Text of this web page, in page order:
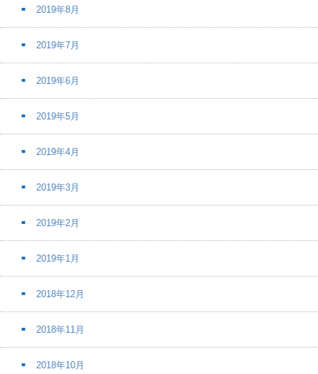
2019年8月
2019年7月
2019年6月
2019年5月
2019年4月
2019年3月
2019年2月
2019年1月
2018年12月
2018年11月
2018年10月